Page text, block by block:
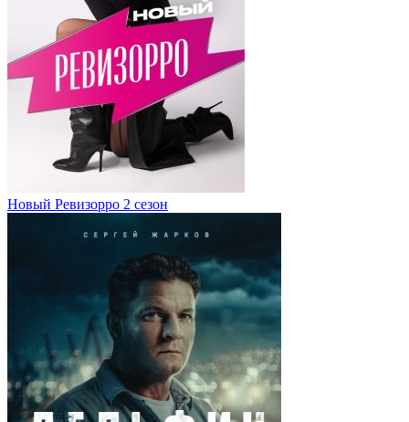
Новый Ревизорро 2 сезон